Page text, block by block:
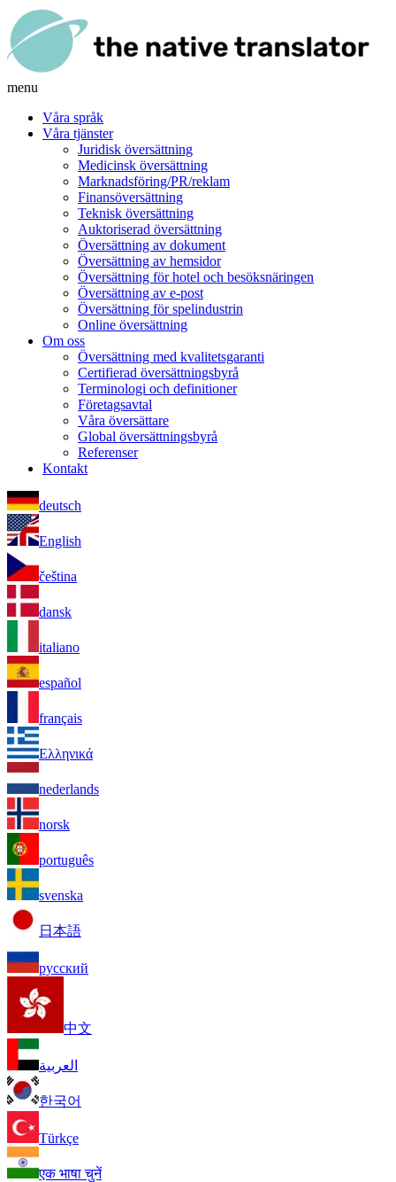
menu
Våra språk
Våra tjänster
Juridisk översättning
Medicinsk översättning
Marknadsföring/PR/reklam
Finansöversättning
Teknisk översättning
Auktoriserad översättning
Översättning av dokument
Översättning av hemsidor
Översättning för hotel och besöksnäringen
Översättning av e-post
Översättning för spelindustrin
Online översättning
Om oss
Översättning med kvalitetsgaranti
Certifierad översättningsbyrå
Terminologi och definitioner
Företagsavtal
Våra översättare
Global översättningsbyrå
Referenser
Kontakt
deutsch
English
čeština
dansk
italiano
español
français
Ελληνικά
nederlands
norsk
português
svenska
日本語
русский
中文
العربية
한국어
Türkçe
एक भाषा चुनें